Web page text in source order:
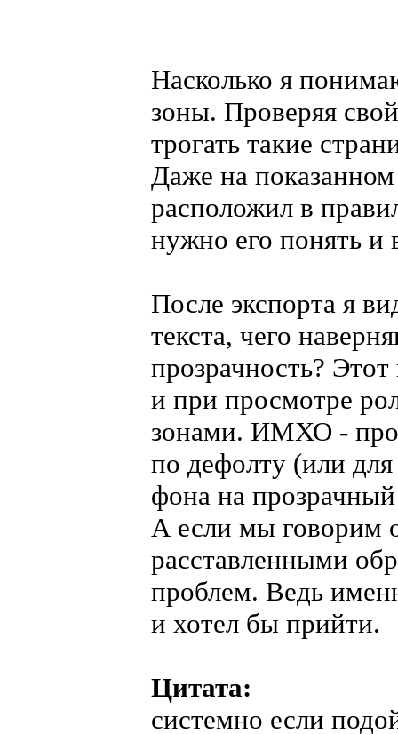
Насколько я
зоны. Проверяя
трогать такие
Даже на
расположил в
нужно его понять и
После экспорта я
текста, чего
прозрачность?
и при просмотре
зонами. ИМХО -
по дефолту (или
фона на
А если мы говорим
расставленными
проблем. Ведь
и хотел бы прийти.
Цитата:
системно если